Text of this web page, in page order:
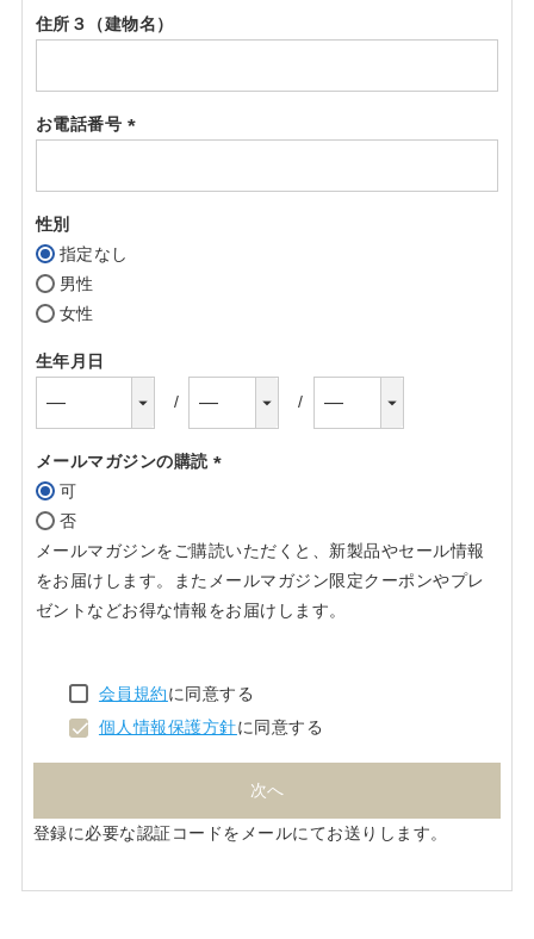
住所３（建物名）
お電話番号
須)
性別
指定なし
男性
女性
生年月日
メールマガジンの購読
可
否
メールマガジンをご購読いただくと、新製品やセール情報
をお届けします。またメールマガジン限定クーポンやプレ
ゼントなどお得な情報をお届けします。
会員規約に同意する
個人情報保護方針に同意する
次へ
登録に必要な認証コードをメールにてお送りします。